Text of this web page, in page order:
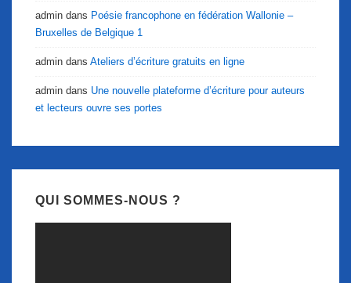
admin dans Poésie francophone en fédération Wallonie –
Bruxelles de Belgique 1
admin dans Ateliers d’écriture gratuits en ligne
admin dans Une nouvelle plateforme d’écriture pour auteurs
et lecteurs ouvre ses portes
QUI SOMMES-NOUS ?